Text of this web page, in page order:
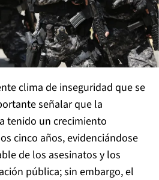
clima de inseguridad que se
señalar que la
tenido un crecimiento
cinco años, evidenciándose
de los asesinatos y los
pública; sin embargo, el